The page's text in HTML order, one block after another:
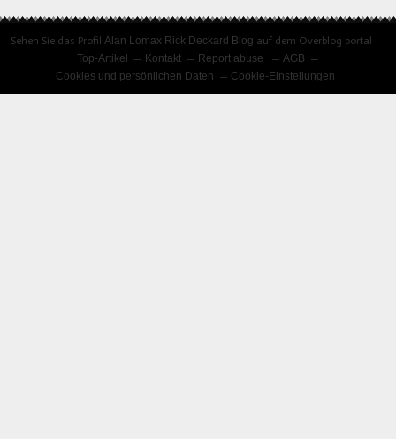
Sehen Sie das Profil Alan Lomax Rick Deckard Blog auf dem Overblog portal
Top-Artikel
Kontakt Report abuse
AGB
Cookies und persönlichen Daten
Cookie-Einstellungen